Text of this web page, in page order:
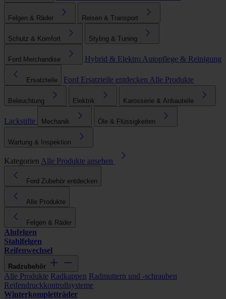
Felgen & Räder Reisen & Transport
Schutz & Komfort Styling & Tuning
Ford Merchandise Hybrid & Elektro Autopflege & Reinigung
Ersatzteile Ford Ersatzteile entdecken Alle Produkte
Beleuchtung Elektrik Karosserie & Anbauteile
Lackstifte Mechanik Öle & Flüssigkeiten
Wartung & Inspektion
Kategorien Alle Produkte ansehen
Ford Zubehör entdecken
Alle Produkte
Felgen & Räder
Alufelgen
Stahlfelgen
Reifenwechsel
Radzubehör
Alle Produkte Radkappen Radmuttern und -schrauben
Reifendruckkontrollsysteme
Winterkompletträder